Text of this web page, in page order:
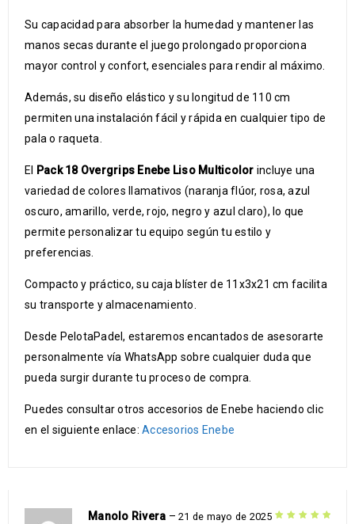
Su capacidad para absorber la humedad y mantener las
manos secas durante el juego prolongado proporciona
mayor control y confort, esenciales para rendir al máximo.
Además, su diseño elástico y su longitud de 110 cm
permiten una instalación fácil y rápida en cualquier tipo de
pala o raqueta.
El Pack 18 Overgrips Enebe Liso Multicolor incluye una
variedad de colores llamativos (naranja flúor, rosa, azul
oscuro, amarillo, verde, rojo, negro y azul claro), lo que
permite personalizar tu equipo según tu estilo y
preferencias.
Compacto y práctico, su caja blíster de 11x3x21 cm facilita
su transporte y almacenamiento.
Desde PelotaPadel, estaremos encantados de asesorarte
personalmente vía WhatsApp sobre cualquier duda que
pueda surgir durante tu proceso de compra.
Puedes consultar otros accesorios de Enebe haciendo clic
en el siguiente enlace: Accesorios Enebe
Manolo Rivera – 21 de mayo de 2025